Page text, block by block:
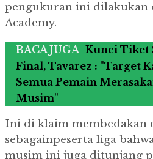
pengukuran ini dilakukan
Academy.
BACA JUGA Kunci Tiket
Final, Tavarez : "Target
Semua Pemain
Musim"
Ini di klaim membedakan
sebagainpeserta liga
musim ini juga ditunjang